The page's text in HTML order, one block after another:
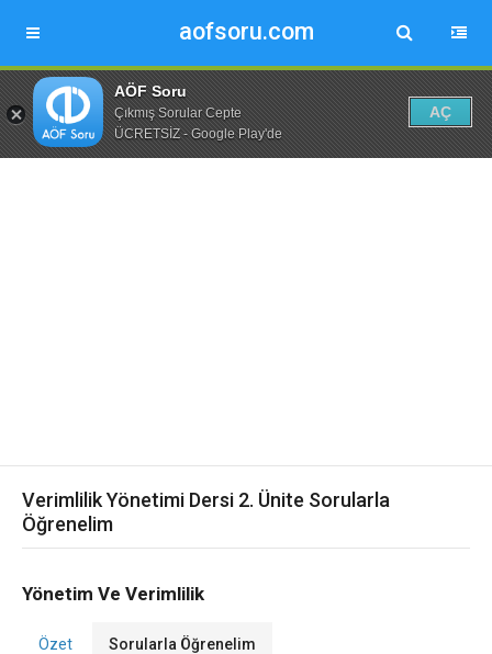
aofsoru.com
AÖF Soru
Çıkmış Sorular Cepte
ÜCRETSİZ - Google Play'de
AÇ
Verimlilik Yönetimi Dersi 2. Ünite Sorularla
Öğrenelim
Yönetim Ve Verimlilik
Özet Sorularla Öğrenelim